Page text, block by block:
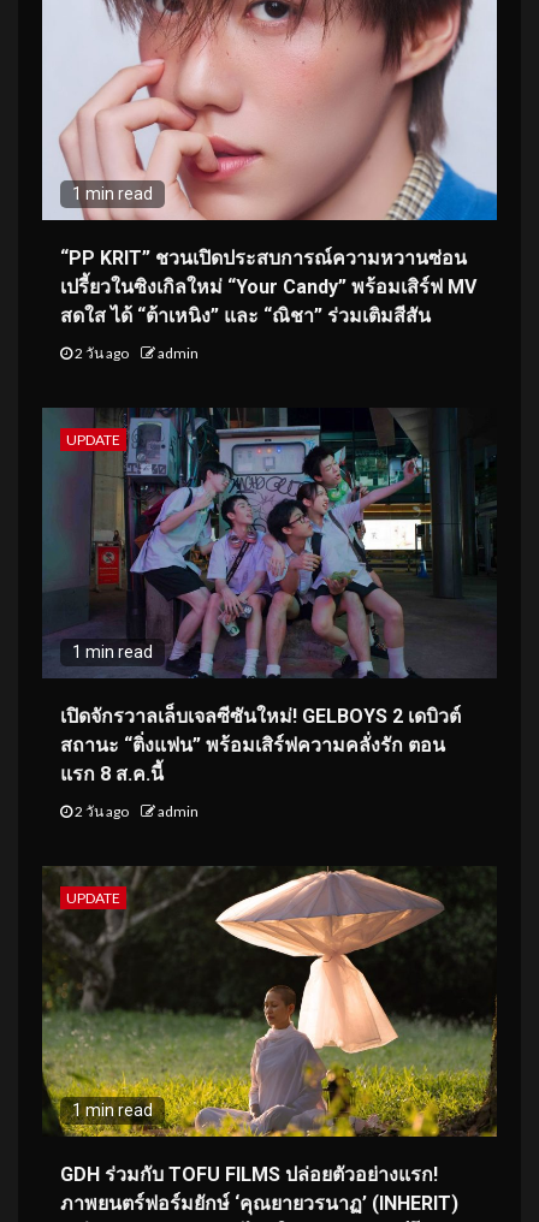
1 min read
“PP KRIT” ชวนเปิดประสบการณ์ความหวานซ่อน
เปรี้ยวในซิงเกิลใหม่ “Your Candy” พร้อมเสิร์ฟ MV
สดใส ได้ “ต้าเหนิง” และ “ณิชา” ร่วมเติมสีสัน
2 วัน ago admin
UPDATE
1 min read
เปิดจักรวาลเล็บเจลซีซันใหม่! GELBOYS 2 เดบิวต์
สถานะ “ติ่งแฟน” พร้อมเสิร์ฟความคลั่งรัก ตอน
แรก 8 ส.ค.นี้
2 วัน ago admin
UPDATE
1 min read
GDH ร่วมกับ TOFU FILMS ปล่อยตัวอย่างแรก!
ภาพยนตร์ฟอร์มยักษ์ ‘คุณยายวรนาฏ’ (INHERIT)